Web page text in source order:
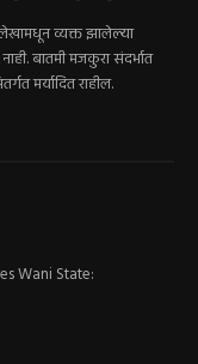
लेखामधून व्यक्त झालेल्या
बातमी मजकुरा संदर्भात
मर्यादित राहील.
Wani State: